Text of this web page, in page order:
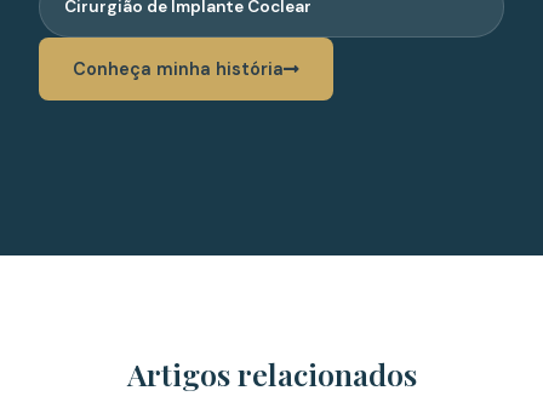
Cirurgião de Implante Coclear
Conheça minha história
Artigos relacionados